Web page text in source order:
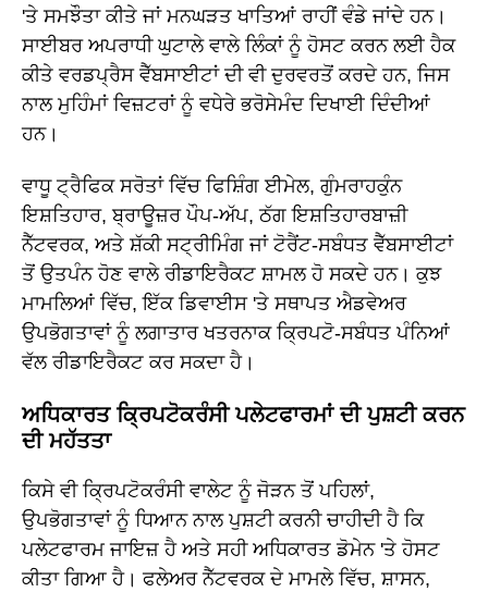
'ਤੇ ਸਮਝੌਤਾ ਕੀਤੇ ਜਾਂ ਮਨਘੜਤ ਖਾਤਿਆਂ ਰਾਹੀਂ ਵੰਡੇ ਜਾਂਦੇ ਹਨ।
ਸਾਈਬਰ ਅਪਰਾਧੀ ਘੁਟਾਲੇ ਵਾਲੇ ਲਿੰਕਾਂ ਨੂੰ ਹੋਸਟ ਕਰਨ ਲਈ ਹੈਕ
ਕੀਤੇ ਵਰਡਪ੍ਰੈਸ ਵੈੱਬਸਾਈਟਾਂ ਦੀ ਵੀ ਦੁਰਵਰਤੋਂ ਕਰਦੇ ਹਨ, ਜਿਸ
ਨਾਲ ਮੁਹਿੰਮਾਂ ਵਿਜ਼ਟਰਾਂ ਨੂੰ ਵਧੇਰੇ ਭਰੋਸੇਮੰਦ ਦਿਖਾਈ ਦਿੰਦੀਆਂ
ਹਨ।
ਵਾਧੂ ਟ੍ਰੈਫਿਕ ਸਰੋਤਾਂ ਵਿੱਚ ਫਿਸ਼ਿੰਗ ਈਮੇਲ, ਗੁੰਮਰਾਹਕੁੰਨ
ਇਸ਼ਤਿਹਾਰ, ਬ੍ਰਾਊਜ਼ਰ ਪੌਪ-ਅੱਪ, ਠੱਗ ਇਸ਼ਤਿਹਾਰਬਾਜ਼ੀ
ਨੈੱਟਵਰਕ, ਅਤੇ ਸ਼ੱਕੀ ਸਟ੍ਰੀਮਿੰਗ ਜਾਂ ਟੋਰੈਂਟ-ਸਬੰਧਤ ਵੈੱਬਸਾਈਟਾਂ
ਤੋਂ ਉਤਪੰਨ ਹੋਣ ਵਾਲੇ ਰੀਡਾਇਰੈਕਟ ਸ਼ਾਮਲ ਹੋ ਸਕਦੇ ਹਨ। ਕੁਝ
ਮਾਮਲਿਆਂ ਵਿੱਚ, ਇੱਕ ਡਿਵਾਈਸ 'ਤੇ ਸਥਾਪਤ ਐਡਵੇਅਰ
ਉਪਭੋਗਤਾਵਾਂ ਨੂੰ ਲਗਾਤਾਰ ਖਤਰਨਾਕ ਕ੍ਰਿਪਟੋ-ਸਬੰਧਤ ਪੰਨਿਆਂ
ਵੱਲ ਰੀਡਾਇਰੈਕਟ ਕਰ ਸਕਦਾ ਹੈ।
ਅਧਿਕਾਰਤ ਕ੍ਰਿਪਟੋਕਰੰਸੀ ਪਲੇਟਫਾਰਮਾਂ ਦੀ ਪੁਸ਼ਟੀ ਕਰਨ
ਦੀ ਮਹੱਤਤਾ
ਕਿਸੇ ਵੀ ਕ੍ਰਿਪਟੋਕਰੰਸੀ ਵਾਲੇਟ ਨੂੰ ਜੋੜਨ ਤੋਂ ਪਹਿਲਾਂ,
ਉਪਭੋਗਤਾਵਾਂ ਨੂੰ ਧਿਆਨ ਨਾਲ ਪੁਸ਼ਟੀ ਕਰਨੀ ਚਾਹੀਦੀ ਹੈ ਕਿ
ਪਲੇਟਫਾਰਮ ਜਾਇਜ਼ ਹੈ ਅਤੇ ਸਹੀ ਅਧਿਕਾਰਤ ਡੋਮੇਨ 'ਤੇ ਹੋਸਟ
ਕੀਤਾ ਗਿਆ ਹੈ। ਫਲੇਅਰ ਨੈੱਟਵਰਕ ਦੇ ਮਾਮਲੇ ਵਿੱਚ, ਸ਼ਾਸਨ,